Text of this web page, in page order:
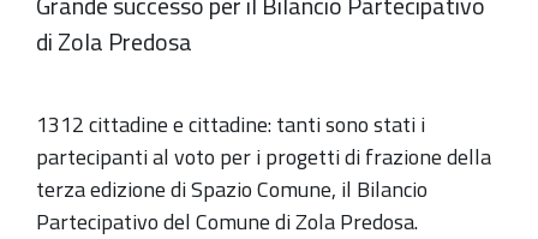
di Zola Predosa
1312 cittadine e cittadine: tanti sono stati i
partecipanti al voto per i progetti di frazione della
terza edizione di Spazio Comune, il Bilancio
Partecipativo del Comune di Zola Predosa.